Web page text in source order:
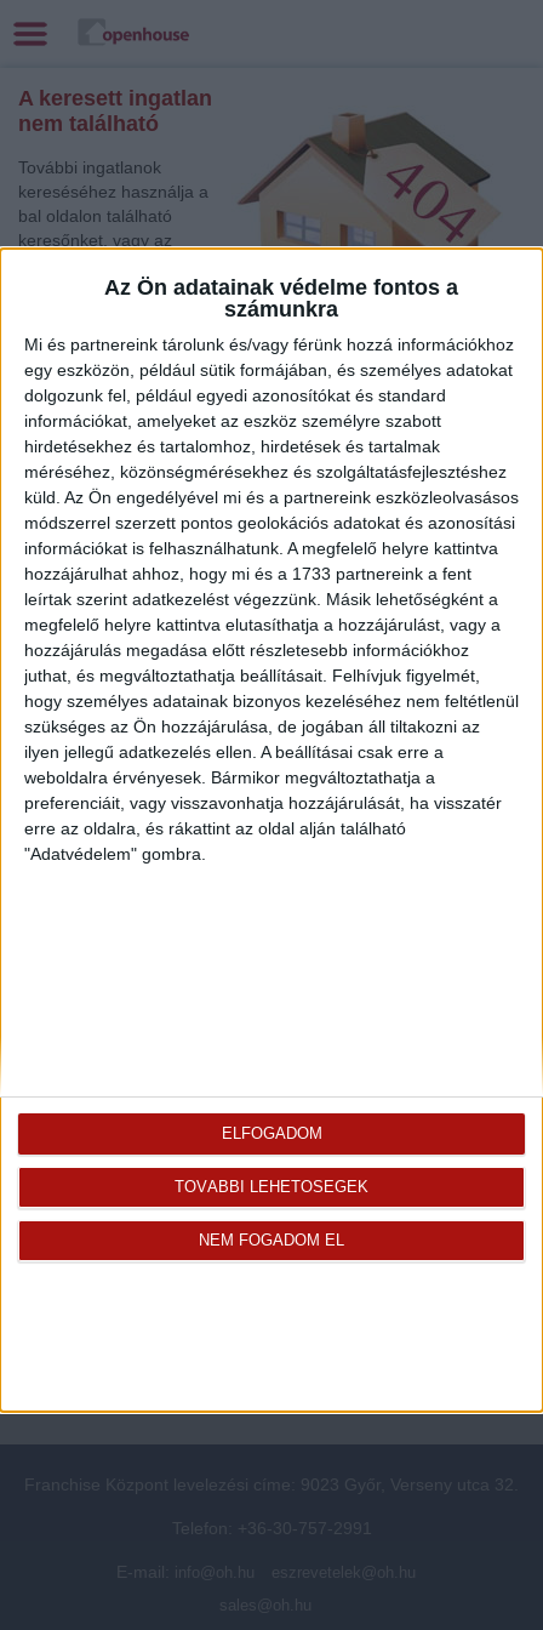
Az Ön adatainak védelme fontos a
számunkra
Mi és partnereink tárolunk és/vagy férünk hozzá információkhoz
egy eszközön, például sütik formájában, és személyes adatokat
dolgozunk fel, például egyedi azonosítókat és standard
információkat, amelyeket az eszköz személyre szabott
hirdetésekhez és tartalomhoz, hirdetések és tartalmak
méréséhez, közönségmérésekhez és szolgáltatásfejlesztéshez
küld. Az Ön engedélyével mi és a partnereink eszközleolvasásos
módszerrel szerzett pontos geolokációs adatokat és azonosítási
információkat is felhasználhatunk. A megfelelő helyre kattintva
hozzájárulhat ahhoz, hogy mi és a 1733 partnereink a fent
leírtak szerint adatkezelést végezzünk. Másik lehetőségként a
megfelelő helyre kattintva elutasíthatja a hozzájárulást, vagy a
hozzájárulás megadása előtt részletesebb információkhoz
juthat, és megváltoztathatja beállításait. Felhívjuk figyelmét,
hogy személyes adatainak bizonyos kezeléséhez nem feltétlenül
szükséges az Ön hozzájárulása, de jogában áll tiltakozni az
ilyen jellegű adatkezelés ellen. A beállításai csak erre a
weboldalra érvényesek. Bármikor megváltoztathatja a
preferenciáit, vagy visszavonhatja hozzájárulását, ha visszatér
erre az oldalra, és rákattint az oldal alján található
"Adatvédelem" gombra.
TOVÁBBI LEHETŐSÉGEK
NEM FOGADOM EL
ELFOGADOM
A keresett ingatlan
nem található
További ingatlanok
kereséséhez használja a
bal oldalon található
keresőnket, vagy az
Családi ház, Garázs, Házrész, Hotel, Ikerház
Szombathely, Eladó Családi ház
Budaörs , Eladó Társasházi lakás
Balatonboglár , Eladó Társasházi lakás
Székesfehérvár, Eladó Családi ház
Győr, Eladó Társasházi lakás
Tatabánya
, Eladó Társasházi lakás
Kaposvár, Eladó Társasházi lakás, Családi ház
Békéscsaba, Eladó Társasházi lakás
Debrecen, Kiadó Családi ház
Rólunk
A központ munkatársai
Elégedett ügyfeleink mondták
Értékbecslés
Energetikai tanúsítvány
CSR
Elérhetőségeink
Adatvédelmi beállítások
Franchise Központ levelezési címe: 9023 Győr, Verseny utca 32.
Telefon: +36-30-757-2991
E-mail: info@oh.hu
eszrevetelek@oh.hu
sales@oh.hu